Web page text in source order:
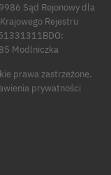
Sąd Rejonowy dla
Rejestru
Modlniczka
prawa zastrzeżone.
prywatności